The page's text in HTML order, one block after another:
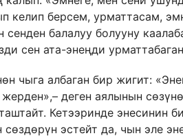
келип берсем, урматтасам,
сенден балалуу болууну
сен ата-энеңди
чыга албаган бир жигит:
деген аялынын
Кетээринде энесинин
сөздөрүн эстейт да, чын эле